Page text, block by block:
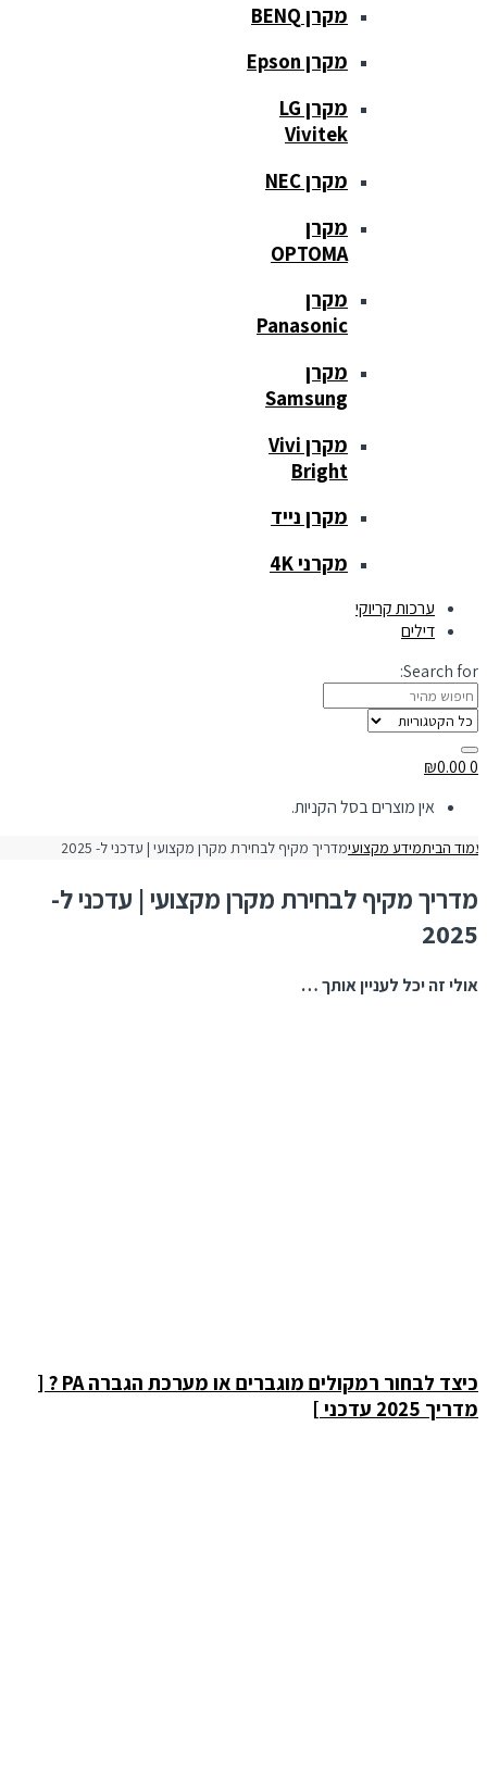
מקרן BENQ
מקרן Epson
מקרן LG
Vivitek
מקרן NEC
מקרן
OPTOMA
מקרן
Panasonic
מקרן
Samsung
מקרן Vivi
Bright
מקרן נייד
מקרני 4K
ערכות קריוקי
דילים
Search for:
₪0.00
אין מוצרים בסל הקניות.
הביתמידע מקצועימדריך מקיף לבחירת מקרן מקצועי | עדכני ל- 2025
מדריך מקיף לבחירת מקרן מקצועי | עדכני ל-
2025
אולי זה יכל לעניין אותך …
כיצד לבחור רמקולים מוגברים או מערכת הגברה PA ? [
מדריך 2025 עדכני ]